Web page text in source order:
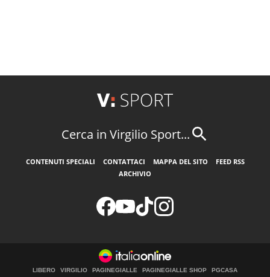
Cerca in Virgilio Sport...
CONTENUTI SPECIALI CONTATTACI MAPPA DEL SITO
FEED RSS
ARCHIVIO
LIBERO VIRGILIO PAGINEGIALLE PAGINEGIALLE SHOP PGCASA